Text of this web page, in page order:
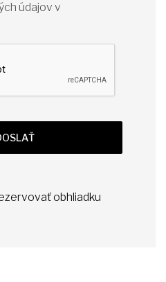
údajov v
obhliadku